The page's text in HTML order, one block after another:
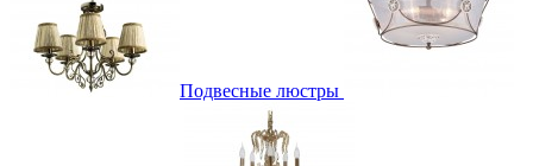
Подвесные люстры